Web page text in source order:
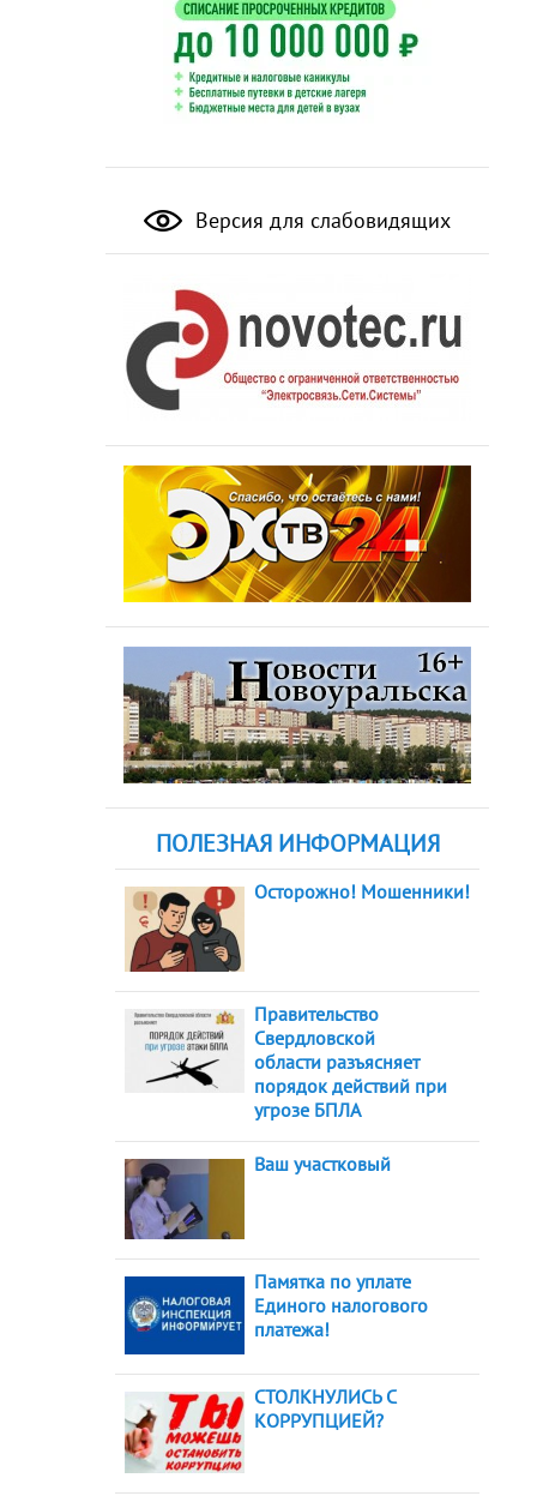
Версия для слабовидящих
ПОЛЕЗНАЯ ИНФОРМАЦИЯ
Осторожно! Мошенники!
Правительство
Свердловской
области разъясняет
порядок действий при
угрозе БПЛА
Ваш участковый
Памятка по уплате
Единого налогового
платежа!
СТОЛКНУЛИСЬ С
КОРРУПЦИЕЙ?